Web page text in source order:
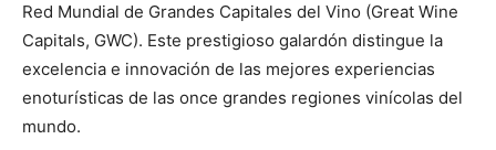
Red Mundial de Grandes Capitales del Vino (Great Wine
Capitals, GWC). Este prestigioso galardón distingue la
excelencia e innovación de las mejores experiencias
enoturísticas de las once grandes regiones vinícolas del
mundo.